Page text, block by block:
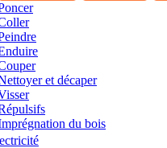
et décaper
du bois